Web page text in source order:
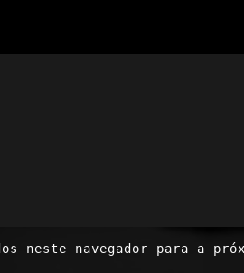
neste navegador para a